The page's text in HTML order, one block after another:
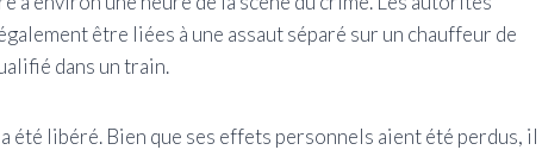
être liées à une assaut séparé sur un chauffeur de
dans un train.
libéré. Bien que ses effets personnels aient été perdus, il